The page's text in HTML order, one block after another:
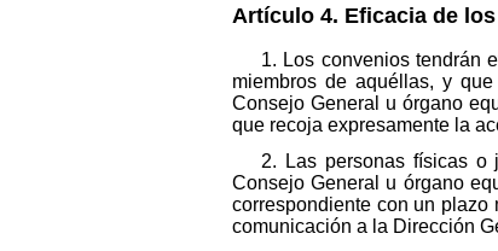
Artículo 4. Eficacia de
1. Los convenios tendrán
miembros de aquéllas, y
Consejo General u órgano
que recoja expresamente la
2. Las personas físicas o
Consejo General u órgano
correspondiente con un
comunicación a la Dirección